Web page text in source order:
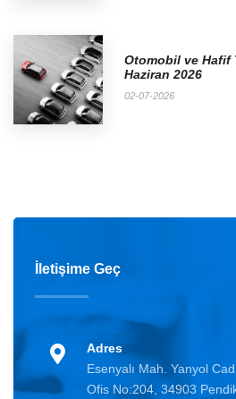
Otomobil ve Hafif
Haziran 2026
02-07-2026
İletişime Geç
Adres
Esenyalı Mah. Yanyol
Ofis No:204, 34903